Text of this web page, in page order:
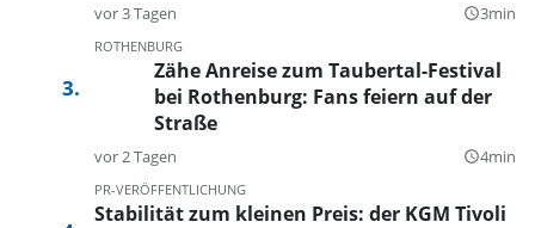
vor 3 Tagen query_builder3min
ROTHENBURG
Zähe Anreise zum Taubertal-Festival
bei Rothenburg: Fans feiern auf der
Straße
vor 2 Tagen query_builder4min
PR-VERÖFFENTLICHUNG
Stabilität zum kleinen Preis: der KGM Tivoli